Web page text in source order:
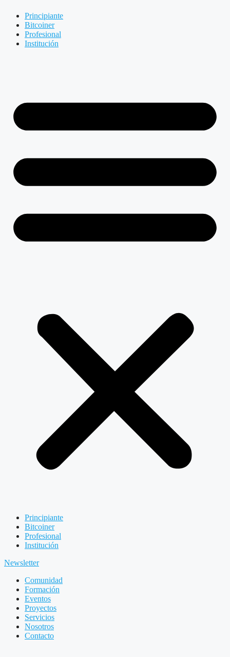
Principiante
Bitcoiner
Profesional
Institución
Principiante
Bitcoiner
Profesional
Institución
Newsletter
Comunidad
Formación
Eventos
Proyectos
Servicios
Nosotros
Contacto